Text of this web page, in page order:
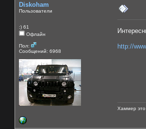
Diskoham
Пользователи
:) 61
Офлайн
Пол:
Сообщений: 6968
http://
Хаммер